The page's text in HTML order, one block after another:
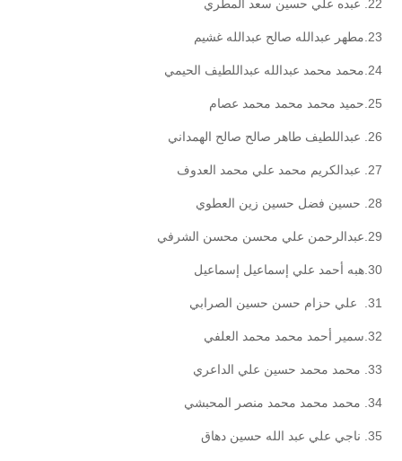
22. عبده علي حسين سعد المطري
23.مطهر عبدالله صالح عبدالله غشيم
24.محمد محمد عبدالله عبداللطيف الحيمي
25.حميد محمد محمد محمد عصام
26. عبداللطيف طاهر صالح صالح الهمداني
27. عبدالكريم محمد علي محمد العدوف
28. حسين فضل حسين زين العطوي
29.عبدالرحمن علي محسن محسن الشرفي
30.هبه أحمد علي إسماعيل إسماعيل
31. علي حزام حسن حسين الصرابي
32.سمير أحمد محمد محمد العلفي
33. محمد محمد حسين علي الداعري
34. محمد محمد محمد منصر المحبشي
35. ناجي علي عبد الله حسين دهاق